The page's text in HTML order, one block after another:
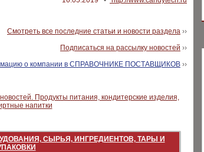
Смотреть все последние статьи и новости раздела ››
Подписаться на рассылку новостей ››
о компании в СПРАВОЧНИКЕ ПОСТАВЩИКОВ ››
СЫРЬЯ, ИНГРЕДИЕНТОВ, ТАРЫ И